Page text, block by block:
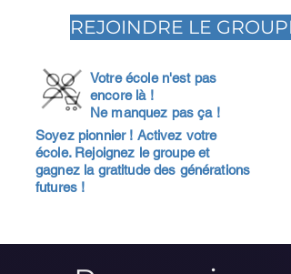
REJOINDRE LE GROUPE
Votre école n'est pas
encore là !
Ne manquez pas ça !
Soyez pionnier ! Activez votre
école. Rejoignez le groupe et
gagnez la gratitude des générations
futures !